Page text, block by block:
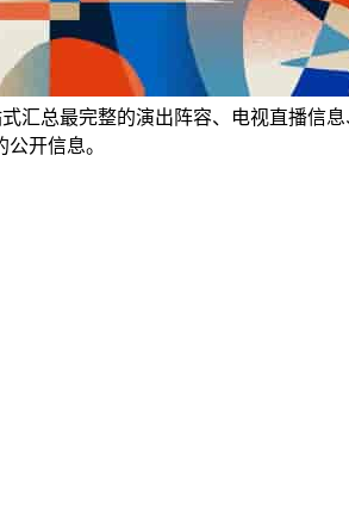
汇总最完整的演出阵容、电视直播信
开信息。